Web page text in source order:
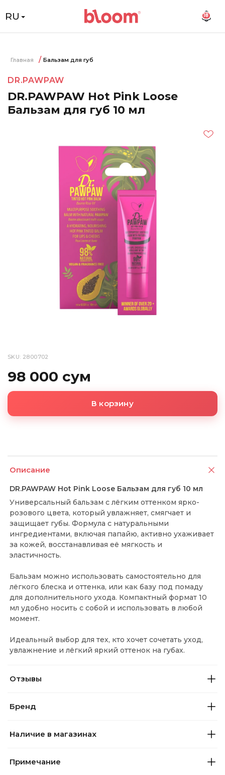
RU 18
Главная Бальзам для губ
DR.PAWPAW
DR.PAWPAW Hot Pink Loose
Бальзам для губ 10 мл
SKU: 2800702
98 000 сум
В корзину
Описание
DR.PAWPAW Hot Pink Loose Бальзам для губ 10 мл
Универсальный бальзам с лёгким оттенком ярко-
розового цвета, который увлажняет, смягчает и
защищает губы. Формула с натуральными
ингредиентами, включая папайю, активно ухаживает
за кожей, восстанавливая её мягкость и
эластичность.
Бальзам можно использовать самостоятельно для
лёгкого блеска и оттенка, или как базу под помаду
для дополнительного ухода. Компактный формат 10
мл удобно носить с собой и использовать в любой
момент.
Идеальный выбор для тех, кто хочет сочетать уход,
увлажнение и лёгкий яркий оттенок на губах.
Отзывы
Бренд
Наличие в магазинах
Примечание